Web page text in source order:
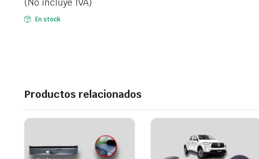
was:
$1.700,00.
is:
$1.480,00.
En stock
Productos relacionados